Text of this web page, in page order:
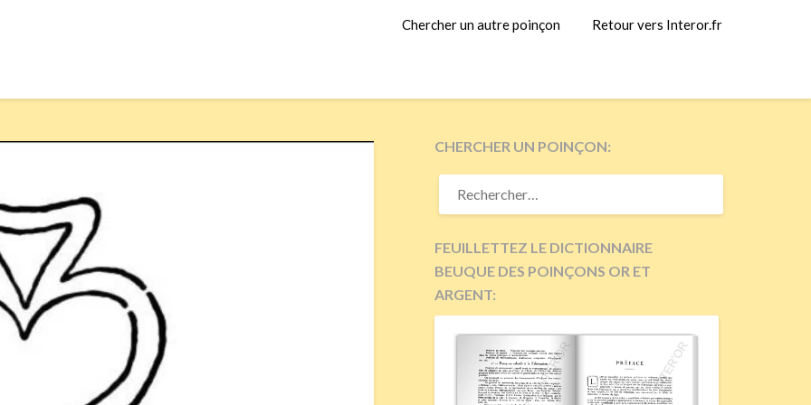
Chercher un autre poinçon Retour vers Interor.fr
CHERCHER UN POINÇON:
RECHERCHER :
FEUILLETTEZ LE DICTIONNAIRE
BEUQUE DES POINÇONS OR ET
ARGENT: